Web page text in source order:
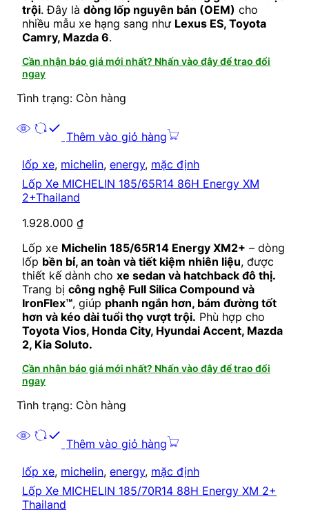
trội. Đây là dòng lốp nguyên bản (OEM) cho
nhiều mẫu xe hạng sang như Lexus ES, Toyota
Camry, Mazda 6.
Cần nhận báo giá mới nhất? Nhấn vào đây để trao đổi
ngay
Tình trạng: Còn hàng
Thêm vào giỏ hàng
lốp xe, michelin, energy, mặc định
Lốp Xe MICHELIN 185/65R14 86H Energy XM
2+Thailand
1.928.000 ₫
Lốp xe Michelin 185/65R14 Energy XM2+ – dòng
lốp bền bỉ, an toàn và tiết kiệm nhiên liệu, được
thiết kế dành cho xe sedan và hatchback đô thị.
Trang bị công nghệ Full Silica Compound và
IronFlex™, giúp phanh ngắn hơn, bám đường tốt
hơn và kéo dài tuổi thọ vượt trội. Phù hợp cho
Toyota Vios, Honda City, Hyundai Accent, Mazda
2, Kia Soluto.
Cần nhận báo giá mới nhất? Nhấn vào đây để trao đổi
ngay
Tình trạng: Còn hàng
Thêm vào giỏ hàng
lốp xe, michelin, energy, mặc định
Lốp Xe MICHELIN 185/70R14 88H Energy XM 2+
Thailand